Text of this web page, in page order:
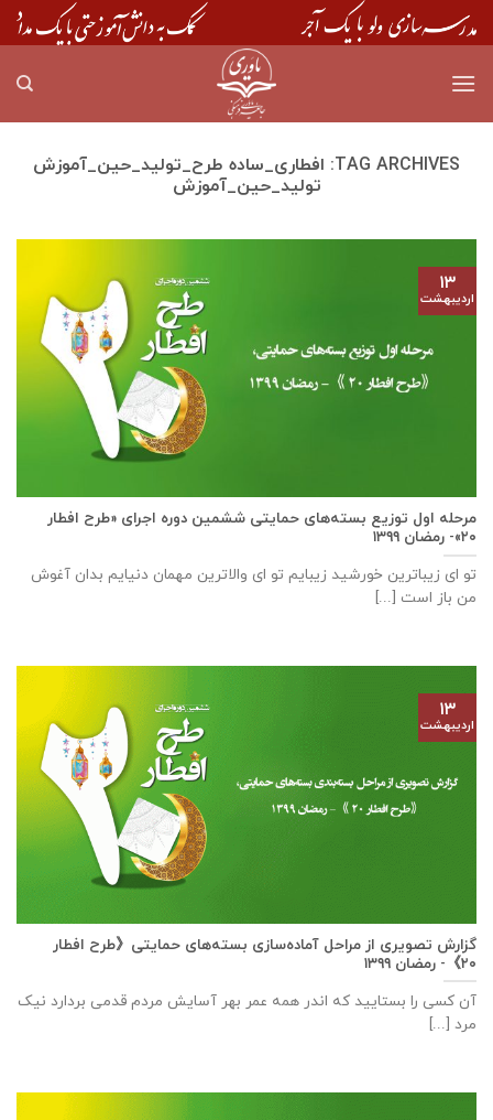
Skip
to
TAG ARCHIVES: افطاری_ساده طرح_تولید_حین_آموزش
تولید_حین_آموزش
مرحله اول توزیع بسته‌های حمایتی ششمین دوره اجرای «طرح افطار
۲۰»- رمضان ۱۳۹۹
تو ای زیباترین خورشید زیبایم تو ای والاترین مهمان دنیایم بدان آغوش
من باز است [...]
۱۳
اردیبهشت
گزارش تصویری از مراحل آماده‌سازی بسته‌های حمایتی《طرح افطار
۲۰》- رمضان ۱۳۹۹
آن کسی را بستایید که اندر همه عمر بهر آسایش مردم قدمی بردارد نیک
مرد [...]
۱۳
اردیبهشت